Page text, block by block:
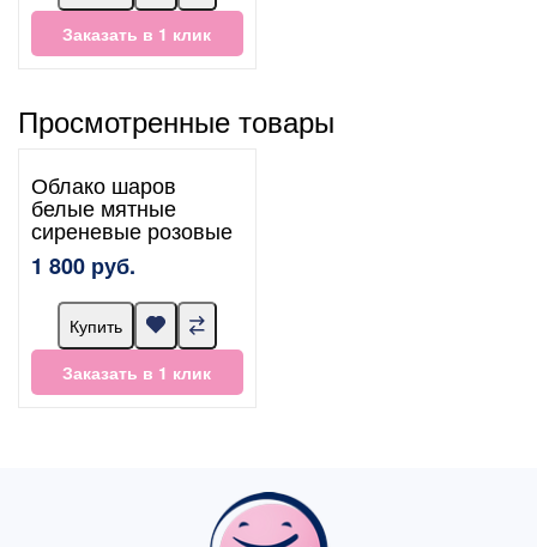
Заказать в 1 клик
Просмотренные товары
Облако шаров
белые мятные
сиреневые розовые
1 800 руб.
Купить
Заказать в 1 клик